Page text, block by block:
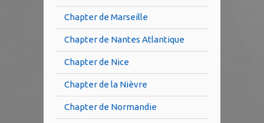
Chapter de Marseille
Chapter de Nantes Atlantique
Chapter de Nice
Chapter de la Nièvre
Chapter de Normandie